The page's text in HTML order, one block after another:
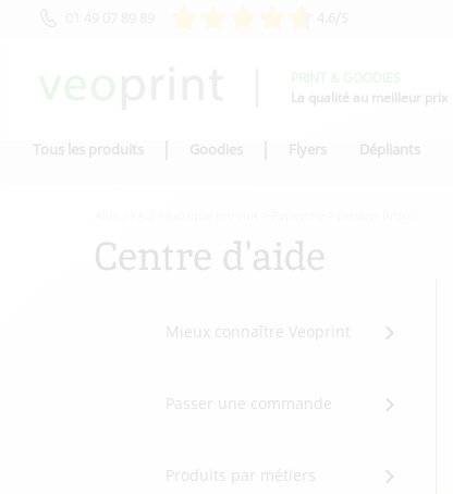
La qualité au meilleur prix
Tous les produits Goodies Flyers Dépliants
Centre d'aide
Mieux connaître Veoprint
Passer une commande
Produits par métiers